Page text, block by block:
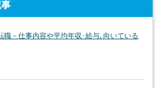
職－仕事内容や平均年収･給与､向いている